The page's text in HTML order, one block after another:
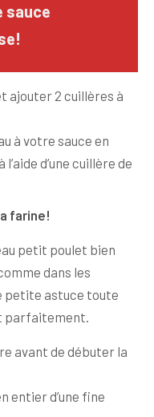
sauce
ajouter 2 cuillères à
à votre sauce en
d’une cuillère de
farine!
petit poulet bien
dans les
petite astuce toute
parfaitement.
avant de débuter la
entier d’une fine